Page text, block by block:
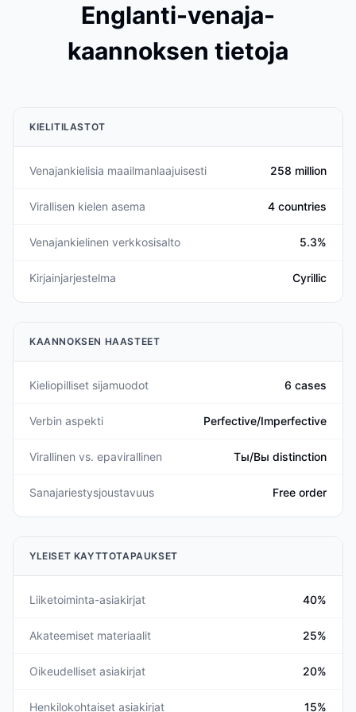
Englanti-venaja-
kaannoksen tietoja
KIELITILASTOT
Venajankielisia maailmanlaajuisesti 258 million
Virallisen kielen asema 4 countries
Venajankielinen verkkosisalto 5.3%
Kirjainjarjestelma Cyrillic
KAANNOKSEN HAASTEET
Kieliopilliset sijamuodot 6 cases
Verbin aspekti Perfective/Imperfective
Virallinen vs. epavirallinen Ты/Вы distinction
Sanajariestysjoustavuus Free order
YLEISET KAYTTOTAPAUKSET
Liiketoiminta-asiakirjat 40%
Akateemiset materiaalit 25%
Oikeudelliset asiakirjat 20%
Henkilokohtaiset asiakirjat 15%